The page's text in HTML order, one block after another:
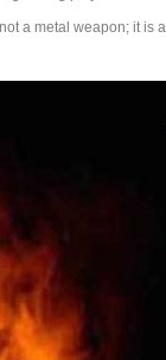
a metal weapon; it is